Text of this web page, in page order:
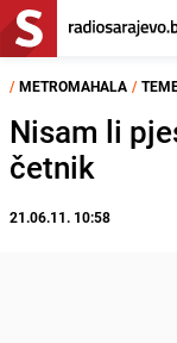
/ METROMAHALA /
Nisam li
četnik
21.06.11. 10:58